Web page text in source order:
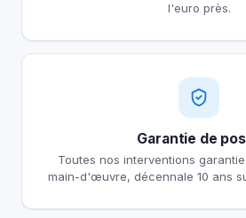
l'euro près.
Garantie de
Toutes nos interventions
main-d'œuvre, décennale 10 ans